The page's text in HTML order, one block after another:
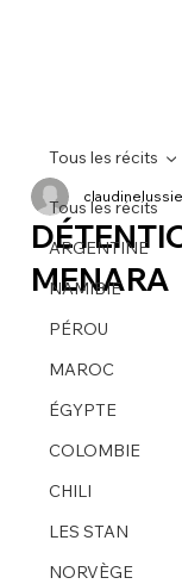
Tous les récits
ARGENTINE
NAMIBIE
PÉROU
MAROC
ÉGYPTE
COLOMBIE
CHILI
LES STAN
NORVÈGE
Tous les récits
MENARA